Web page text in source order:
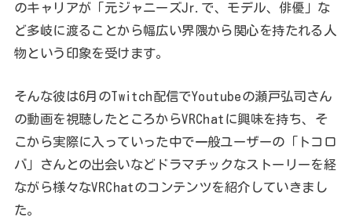
のキャリアが「元ジャニーズJr.で、モデル、俳優」な
ど多岐に渡ることから幅広い界隈から関心を持たれる人
物という印象を受けます。
そんな彼は6月のTwitch配信でYoutubeの瀬戸弘司さん
の動画を視聴したところからVRChatに興味を持ち、そ
こから実際に入っていった中で一般ユーザーの「トコロ
バ」さんとの出会いなどドラマチックなストーリーを経
ながら様々なVRChatのコンテンツを紹介していきまし
た。